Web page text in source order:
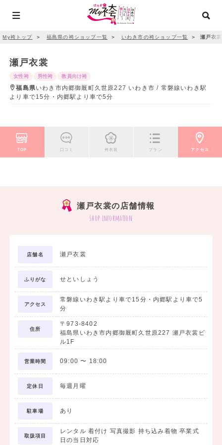
My袴トップ ＞ 福島県の袴ショップ一覧 ＞ いわき市の袴ショップ一覧 ＞ 瀬戸衣裳
瀬戸衣裳
女性袴 男性袴 教員向け袴
福島県いわき市内郷御厩町久世原227 いわき市 / 常磐線いわき駅
より車で15分・内郷駅より車で5分
TOP 口コミ 袴衣装 プラン アクセス
瀬戸衣裳の店舗情報
shop information
店舗名 瀬戸衣裳
ふりがな せといしょう
アクセス
常磐線いわき駅より車で15分・内郷駅より車で5
分
住所
〒973-8402
福島県いわき市内郷御厩町久世原227 瀬戸衣裳ビ
ル1F
営業時間 09:00 〜 18:00
定休日 毎週月曜
駐車場 あり
取扱項目
レンタル 着付け 写真撮影 持ち込み着物 卒業式
日の当日対応